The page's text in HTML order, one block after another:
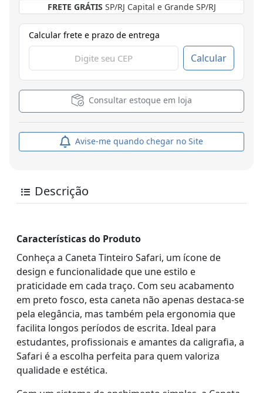
FRETE GRÁTIS SP/RJ Capital e Grande SP/RJ
Calcular frete e prazo de entrega
Calcular
Consultar estoque em loja
Avise-me quando chegar no Site
Descrição
Características do Produto
Conheça a Caneta Tinteiro Safari, um ícone de
design e funcionalidade que une estilo e
praticidade em cada traço. Com seu acabamento
em preto fosco, esta caneta não apenas destaca-se
pela elegância, mas também pela ergonomia que
facilita longos períodos de escrita. Ideal para
estudantes, profissionais e amantes da caligrafia, a
Safari é a escolha perfeita para quem valoriza
qualidade e estética.